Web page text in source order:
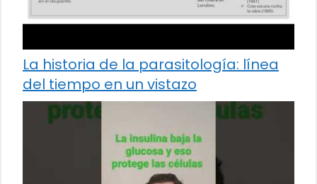
La historia de la parasitología: línea
del tiempo en un vistazo